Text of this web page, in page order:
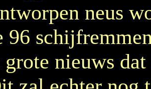
neus
grote nieuws